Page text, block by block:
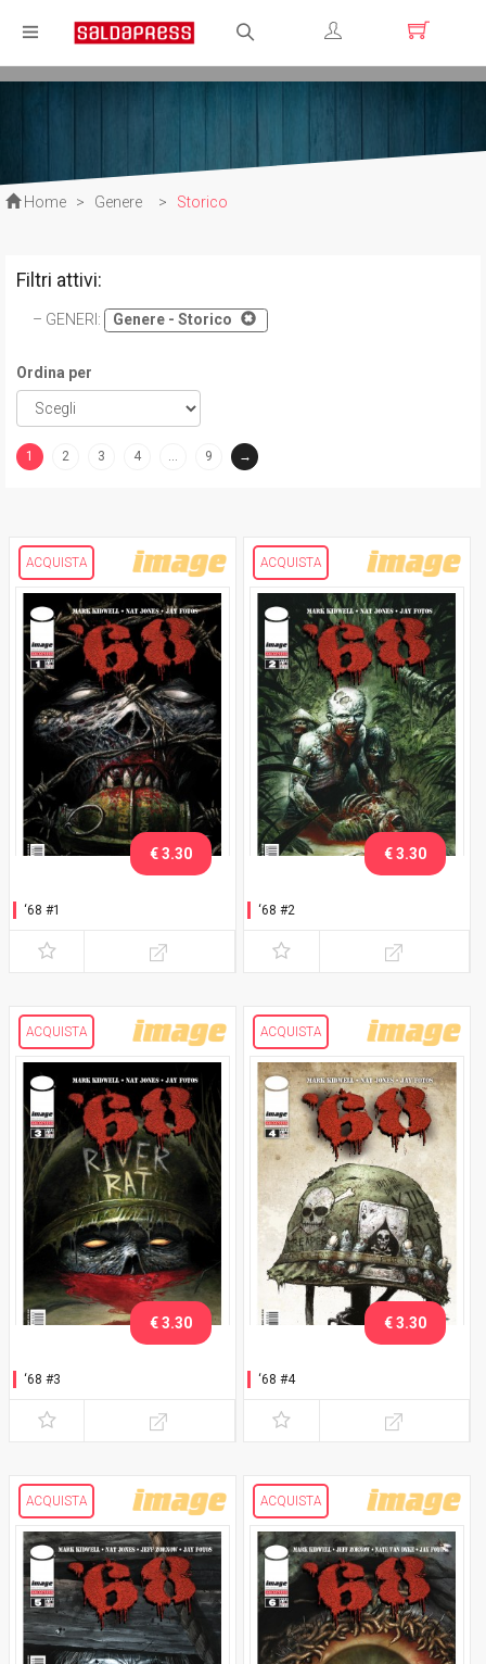
Registrati
Home > Genere > Storico
Filtri attivi:
GENERI : Genere - Storico
Ordina per
1
2 3 4 … 9 →
ACQUISTA
‘68 #1
€ 3.30
ACQUISTA
‘68 #2
€ 3.30
ACQUISTA
‘68 #3
€ 3.30
ACQUISTA
‘68 #4
€ 3.30
ACQUISTA ACQUISTA